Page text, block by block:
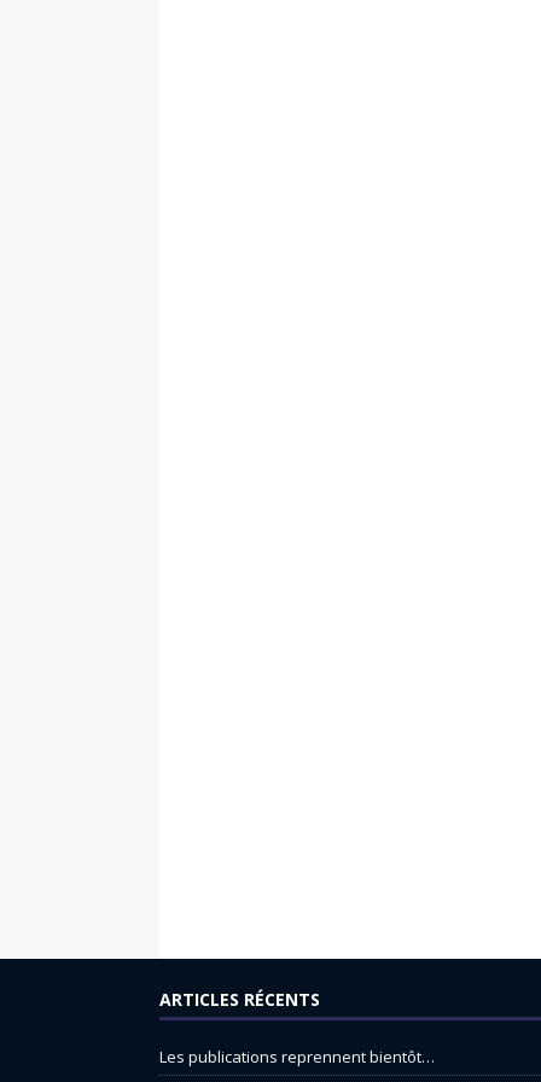
ARTICLES RÉCENTS
Les publications reprennent bientôt…